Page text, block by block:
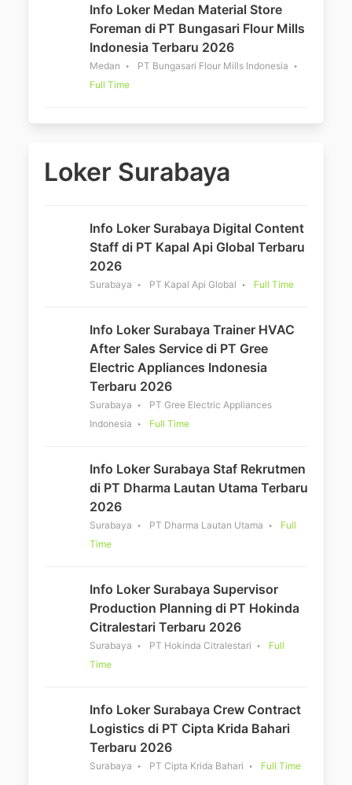
Info Loker Medan Material Store
Foreman di PT Bungasari Flour Mills
Indonesia Terbaru 2026
Medan
PT Bungasari Flour Mills Indonesia
Full Time
Loker Surabaya
Info Loker Surabaya Digital Content
Staff di PT Kapal Api Global Terbaru
2026
Surabaya PT Kapal Api Global Full Time
Info Loker Surabaya Trainer HVAC
After Sales Service di PT Gree
Electric Appliances Indonesia
Terbaru 2026
Surabaya
PT Gree Electric Appliances
Indonesia
Full Time
Info Loker Surabaya Staf Rekrutmen
di PT Dharma Lautan Utama Terbaru
2026
Surabaya PT Dharma Lautan Utama
Full
Time
Info Loker Surabaya Supervisor
Production Planning di PT Hokinda
Citralestari Terbaru 2026
Surabaya PT Hokinda Citralestari
Full
Time
Info Loker Surabaya Crew Contract
Logistics di PT Cipta Krida Bahari
Terbaru 2026
Surabaya PT Cipta Krida Bahari Full Time